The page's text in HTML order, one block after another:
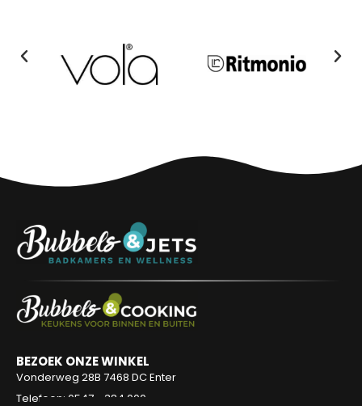
BEZOEK ONZE WINKEL
Vonderweg 28B 7468 DC Enter
Telefoon: 0547 - 384 000